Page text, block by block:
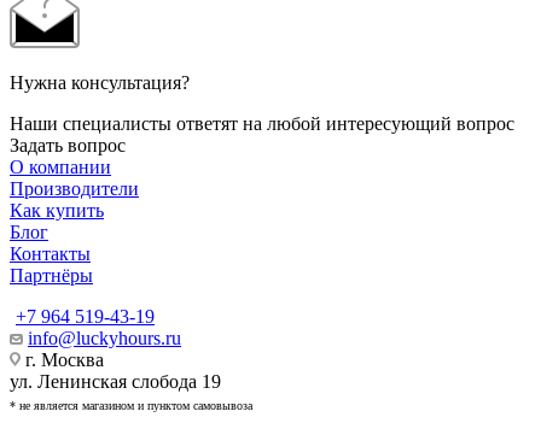
Нужна консультация?
Наши специалисты ответят на любой интересующий вопрос
Задать вопрос
О компании
Производители
Как купить
Блог
Контакты
Партнёры
+7 964 519-43-19
info@luckyhours.ru
г. Москва
ул. Ленинская слобода 19
* не является магазином и пунктом самовывоза